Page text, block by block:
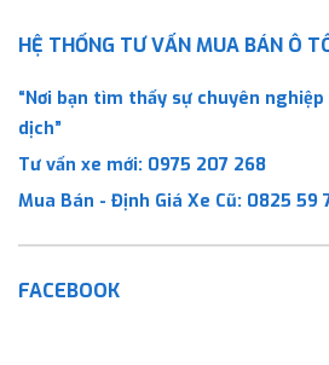
HỆ THỐNG TƯ VẤN MUA BÁN Ô
“Nơi bạn tìm thấy sự chuyên
dịch”
Tư vấn xe mới: 0975 207 268
Mua Bán - Định Giá Xe Cũ: 0825 59
FACEBOOK